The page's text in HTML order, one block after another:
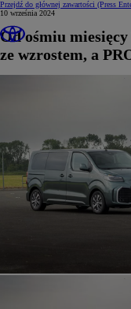
Przejdź do głównej zawartości (Press
10 września 2024
Od ośmiu miesięcy
ze wzrostem, a